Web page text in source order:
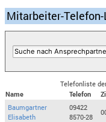
Mitarbeiter-
Telefonliste
Name
Telefon
Baumgartner
Elisabeth
09422
8570-28